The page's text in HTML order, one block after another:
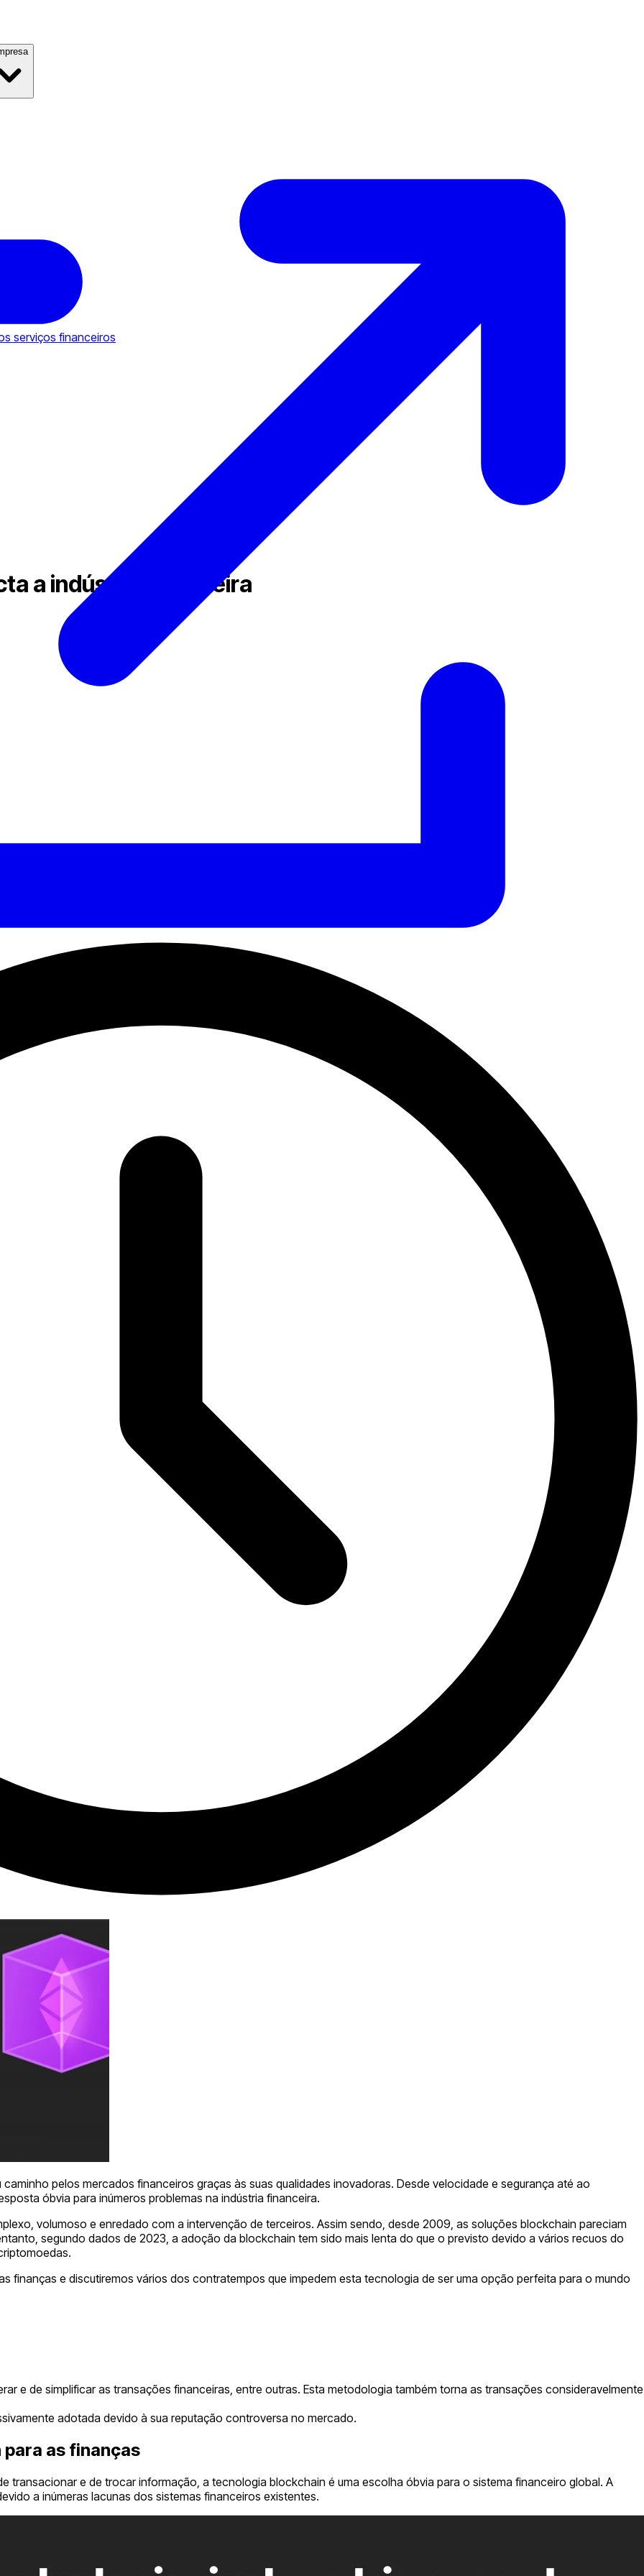
serviços financeiros
a indústria financeira
pelos mercados financeiros graças às suas qualidades inovadoras. Desde velocidade e segurança até ao
óbvia para inúmeros problemas na indústria financeira.
volumoso e enredado com a intervenção de terceiros. Assim sendo, desde 2009, as soluções blockchain pareciam
segundo dados de 2023, a adoção da blockchain tem sido mais lenta do que o previsto devido a vários recuos do
finanças e discutiremos vários dos contratempos que impedem esta tecnologia de ser uma opção perfeita para o mundo
e de simplificar as transações financeiras, entre outras. Esta metodologia também torna as transações consideravelmente
adotada devido à sua reputação controversa no mercado.
as finanças
transacionar e de trocar informação, a tecnologia blockchain é uma escolha óbvia para o sistema financeiro global. A
a inúmeras lacunas dos sistemas financeiros existentes.